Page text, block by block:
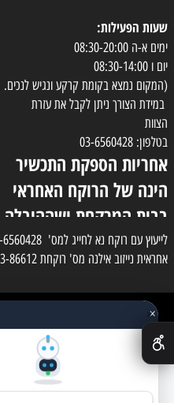
שעות הפעילות:
ימים א-ה 08:30-20:00
יום ו 08:30-14:00
(המקום נמצא בקומת קרקע ונגיש לנכים.
במידת הצורך ניתן לקבל את עזרת
הצוות
בטלפון: 03-6560428
אחריות הספקת התכשיר
הינה של הרוקח האחראי
בבית המרקחת ושההובלה
בפועל תעשה בעזרת
השליח
אחראית נייזוב אילנה מס' רוקחת 3-86612 medipharmeoffice@gmail.com
✕×